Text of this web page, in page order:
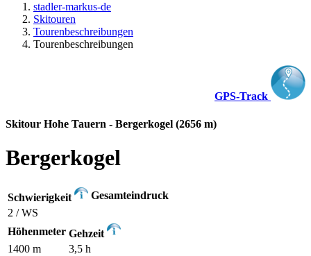
stadler-markus-de
Skitouren
Tourenbeschreibungen
Tourenbeschreibungen
GPS-Track
Skitour Hohe Tauern - Bergerkogel (2656 m)
Bergerkogel
Schwierigkeit
Gesamteindruck
2 / WS
Höhenmeter Gehzeit
1400 m
3,5 h